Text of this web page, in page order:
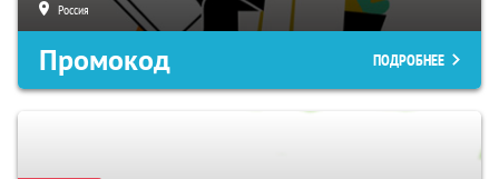
Россия
Промокод ПОДРОБНЕЕ